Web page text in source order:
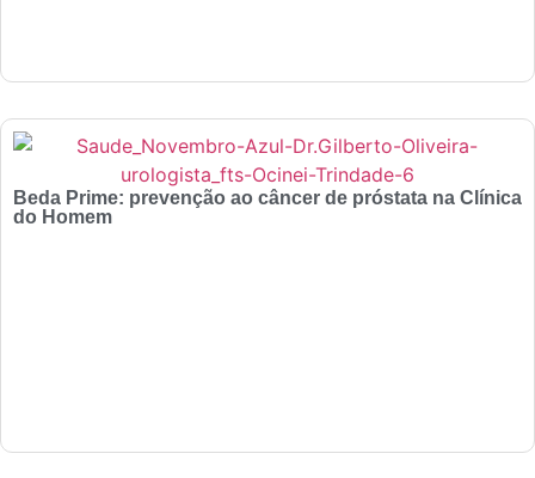
Beda Prime: prevenção ao câncer de próstata na Clínica
do Homem